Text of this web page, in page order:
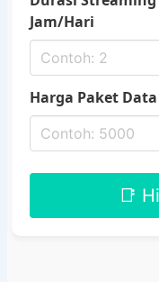
Jam/Hari
Harga Paket
📑